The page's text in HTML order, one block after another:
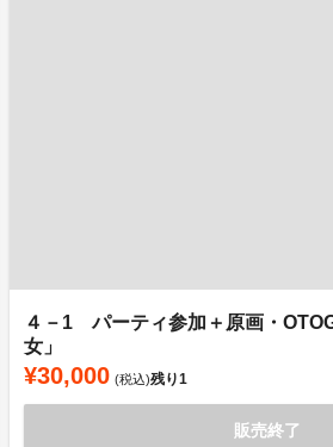
４－1 パーティ参加＋原画・
女」
¥30,000 (税込)残り1
販売終了